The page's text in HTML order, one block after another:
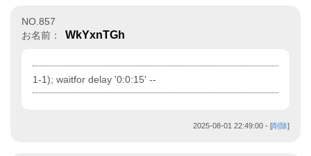
NO.857
お名前：
WkYxnTGh
1-1); waitfor delay '0:0:15' --
2025-08-01 22:49:00 - [削除]